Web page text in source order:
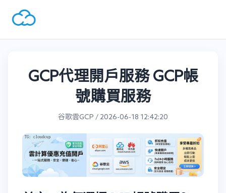
GCP代理開戶服務 GCP帳
號購買服務
谷歌雲GCP / 2026-06-18 12:42:20